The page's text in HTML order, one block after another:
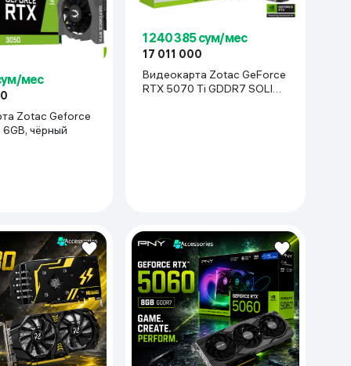
Экшен-камеры
мес
Zotac Geforce
чёрный
1 240 385 сум/мес
17 011 000
Видеокарта Zotac GeForce
RTX 5070 Ti GDDR7 SOLID